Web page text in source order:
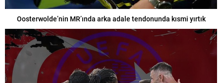
Oosterwolde’nin MR’ında arka adale tendonunda kısmi yırtık